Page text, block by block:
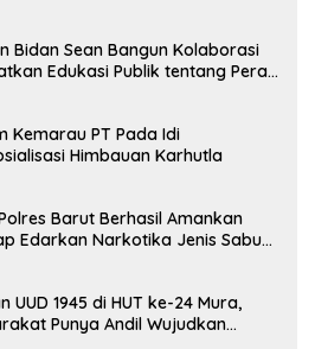
Bidan Sean Bangun Kolaborasi
Edukasi Publik tentang Peran
Kemarau PT Pada Idi
Himbauan Karhutla
Barut Berhasil Amankan
Edarkan Narkotika Jenis Sabu
UUD 1945 di HUT ke-24 Mura,
Punya Andil Wujudkan